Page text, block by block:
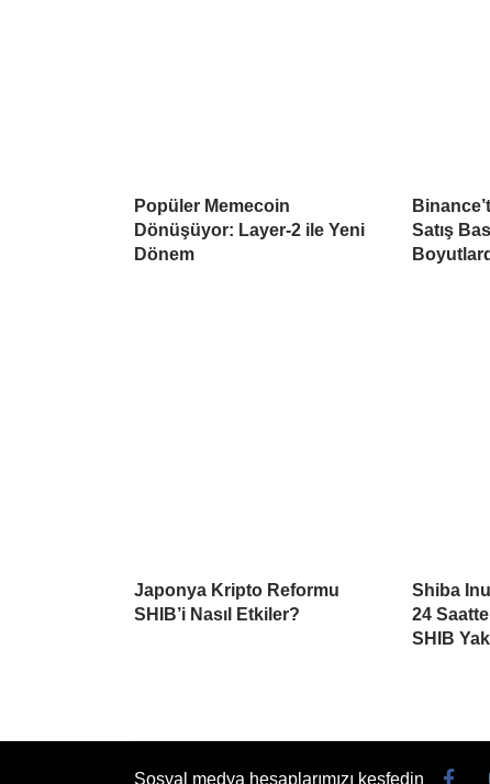
Popüler Memecoin
Dönüşüyor: Layer-2 ile Yeni
Dönem
Satış
Japonya Kripto Reformu
SHIB’i Nasıl Etkiler?
Shiba
24
SHIB
Sosyal medya hesaplarımızı keşfedin